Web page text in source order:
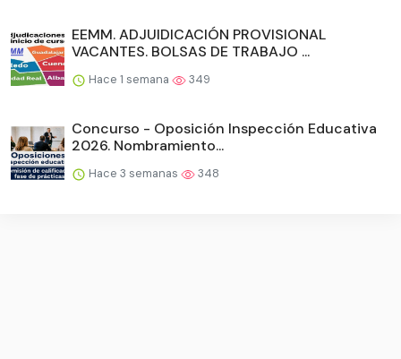
EEMM. ADJUIDICACIÓN PROVISIONAL
VACANTES. BOLSAS DE TRABAJO ...
Hace 1 semana 349
Concurso - Oposición Inspección Educativa
2026. Nombramiento...
Hace 3 semanas 348